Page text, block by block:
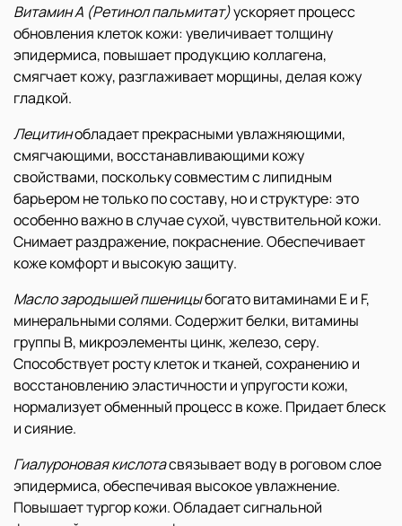
Витамин А (Ретинол пальмитат)ускоряет процесс
обновления клеток кожи: увеличивает толщину
эпидермиса, повышает продукцию коллагена,
смягчает кожу, разглаживает морщины, делая кожу
гладкой.
Лецитинобладает прекрасными увлажняющими,
смягчающими, восстанавливающими кожу
свойствами, поскольку совместим с липидным
барьером не только по составу, но и структуре: это
особенно важно в случае сухой, чувствительной кожи.
Снимает раздражение, покраснение. Обеспечивает
коже комфорт и высокую защиту.
Масло зародышей пшеницыбогато витаминами Е и F,
минеральными солями. Содержит белки, витамины
группы В, микроэлементы цинк, железо, серу.
Способствует росту клеток и тканей, сохранению и
восстановлению эластичности и упругости кожи,
нормализует обменный процесс в коже. Придает блеск
и сияние.
Гиалуроновая кислотасвязывает воду в роговом слое
эпидермиса, обеспечивая высокое увлажнение.
Повышает тургор кожи. Обладает сигнальной